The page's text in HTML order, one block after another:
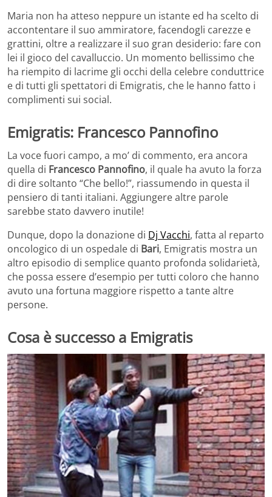
Maria non ha atteso neppure un istante ed ha scelto di
accontentare il suo ammiratore, facendogli carezze e
grattini, oltre a realizzare il suo gran desiderio: fare con
lei il gioco del cavalluccio. Un momento bellissimo che
ha riempito di lacrime gli occhi della celebre conduttrice
e di tutti gli spettatori di Emigratis, che le hanno fatto i
complimenti sui social.
Emigratis: Francesco Pannofino
La voce fuori campo, a mo’ di commento, era ancora
quella di Francesco Pannofino, il quale ha avuto la forza
di dire soltanto “Che bello!”, riassumendo in questa il
pensiero di tanti italiani. Aggiungere altre parole
sarebbe stato davvero inutile!
Dunque, dopo la donazione di Dj Vacchi, fatta al reparto
oncologico di un ospedale di Bari, Emigratis mostra un
altro episodio di semplice quanto profonda solidarietà,
che possa essere d’esempio per tutti coloro che hanno
avuto una fortuna maggiore rispetto a tante altre
persone.
Cosa è successo a Emigratis